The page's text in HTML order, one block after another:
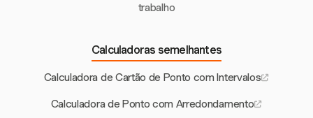
trabalho
Calculadoras semelhantes
Calculadora de Cartão de Ponto com Intervalos
Calculadora de Ponto com Arredondamento